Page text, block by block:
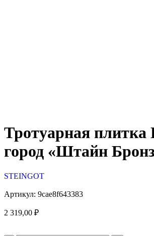
Тротуарная
город «Штайн
STEINGOT
Артикул: 9cae8f643383
2 319,00 ₽